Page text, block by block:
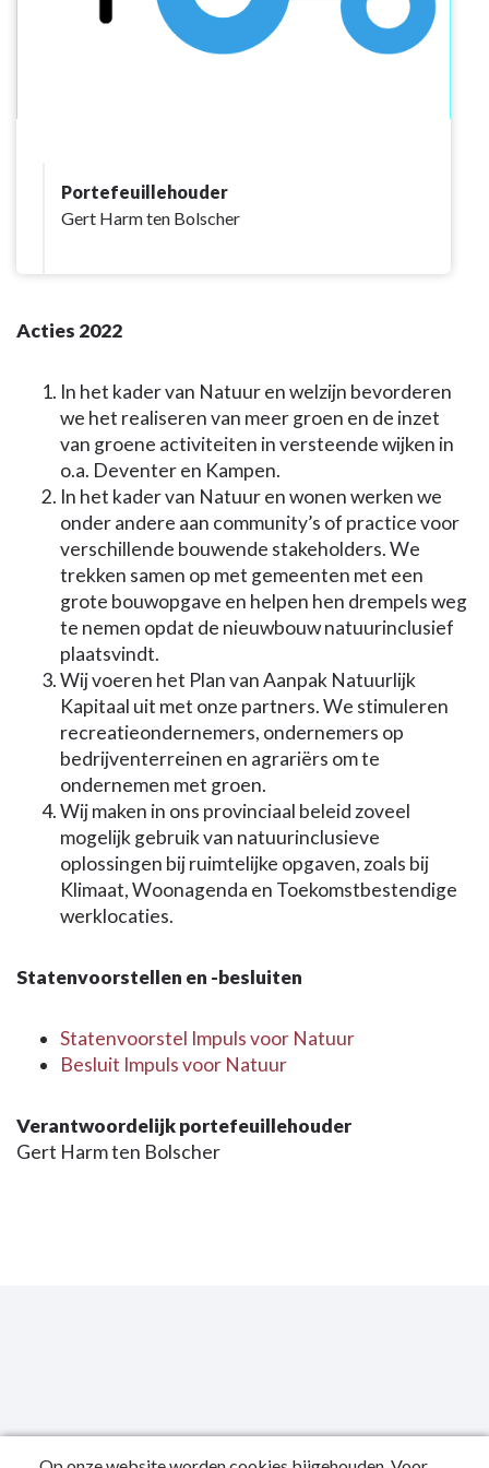
Portefeuillehouder
Gert Harm ten Bolscher
Acties 2022
In het kader van Natuur en welzijn bevorderen
we het realiseren van meer groen en de inzet
van groene activiteiten in versteende wijken in
o.a. Deventer en Kampen.
In het kader van Natuur en wonen werken we
onder andere aan community’s of practice voor
verschillende bouwende stakeholders. We
trekken samen op met gemeenten met een
grote bouwopgave en helpen hen drempels weg
te nemen opdat de nieuwbouw natuurinclusief
plaatsvindt.
Wij voeren het Plan van Aanpak Natuurlijk
Kapitaal uit met onze partners. We stimuleren
recreatieondernemers, ondernemers op
bedrijventerreinen en agrariërs om te
ondernemen met groen.
Wij maken in ons provinciaal beleid zoveel
mogelijk gebruik van natuurinclusieve
oplossingen bij ruimtelijke opgaven, zoals bij
Klimaat, Woonagenda en Toekomstbestendige
werklocaties.
Statenvoorstellen en -besluiten
Statenvoorstel Impuls voor Natuur
Besluit Impuls voor Natuur
Verantwoordelijk portefeuillehouder
Gert Harm ten Bolscher